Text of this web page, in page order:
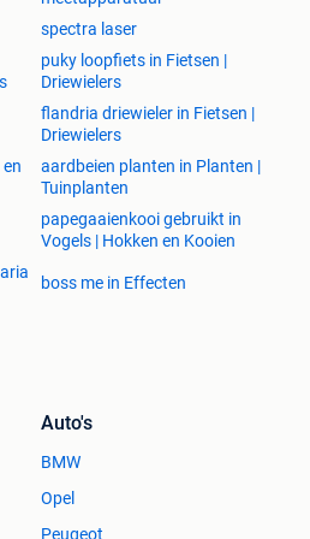
HR geleverd met de TRD 45,
Hybride betekent dat de TRD
als groene laserstralen, hij
bij de groene ROTEX HVG. De
display, ideaal om beter de
Vanaf de ROTEX HR kan er tot
worden met de TRD 45. Zet de
van het werk om tot 500 meter te
tegen een meerprijs voor de
via de USB-C
zelf, de accu hoeft er dus niet
alternatief om de accu op te
spectra laser
puky loopfiets in Fietsen |
Driewielers
flandria driewieler in Fietsen |
Driewielers
aardbeien planten in Planten |
Tuinplanten
papegaaienkooi gebruikt in
Vogels | Hokken en Kooien
boss me in Effecten
Auto's
BMW
Opel
Peugeot